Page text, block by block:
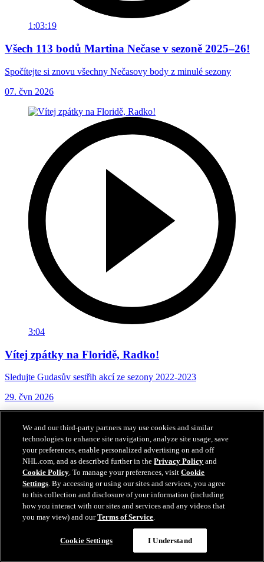
1:03:19
Všech 113 bodů Martina Nečase v sezoně 2025–26!
Spočítejte si znovu všechny Nečasovy body z minulé sezony
07. čvn 2026
3:04
Vítej zpátky na Floridě, Radko!
Sledujte Gudasův sestřih akcí ze sezony 2022-2023
29. čvn 2026
We and our third-party partners may use cookies and similar
technologies to enhance site navigation, analyze site usage, save
your preferences, enable personalized advertising on and off
NHL.com, and as described further in thePrivacy Policy and
Cookie Policy. To manage your preferences, visitCookie
Settings. By accessing or using our sites and services, you agree
to this collection and disclosure of your information (including
how you interact with our sites and services and any videos that
you may view) and ourTerms of Service.
Cookie Settings I Understand